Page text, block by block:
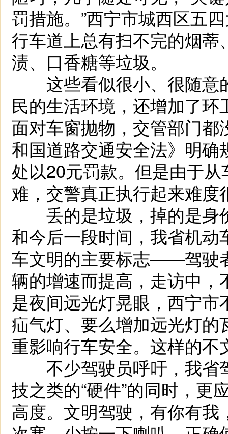
罚措施。”西宁市城西区五
行车道上总有扫不完的烟
渍、口香糖等垃圾。
这些看似很小、很随意
民的生活环境，还增加了
面对车窗抛物，交管部门
和国道路交通安全法》明
处以20元罚款。但是由于
难，交警真正执行起来难度
丢的是垃圾，掉的是身
和今后一段时间，我省机
车文明的主要标志——驾驶
辆的增速而提高，走访中，
是夜间远光灯晃眼，西宁
疝气灯、要么增加远光灯
重影响行车安全。这样的不
不少驾驶员呼吁，我省
技之类的“硬件”的同时，更
高度。文明驾驶，有你有